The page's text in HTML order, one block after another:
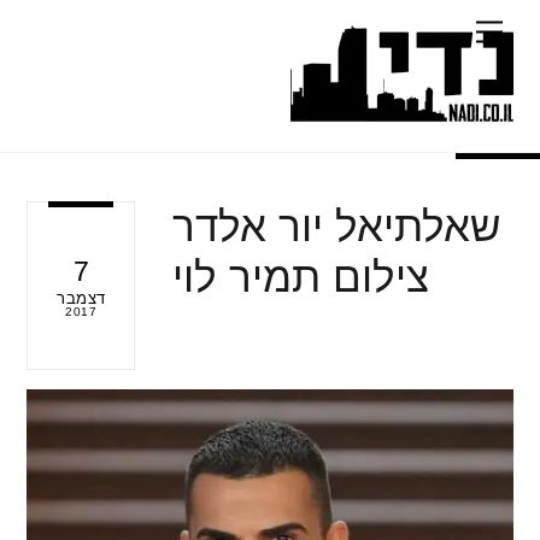
content
Menu
7
דצמבר
2017
שאלתיאל יור אלדר
צילום תמיר לוי